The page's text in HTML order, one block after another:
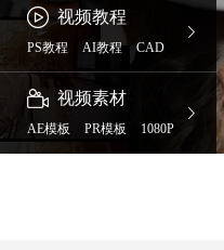
视频教程
PS教程 AI教程 CAD
视频素材
AE模板 PR模板 1080P